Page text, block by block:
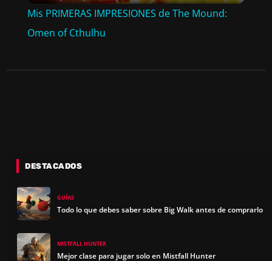
Y
E
O
Mis PRIMERAS IMPRESIONES de The Mound:
Omen of Cthulhu
DESTACADOS
GUÍAS
Todo lo que debes saber sobre Big Walk antes de comprarlo
MISTFALL HUNTER
Mejor clase para jugar solo en Mistfall Hunter